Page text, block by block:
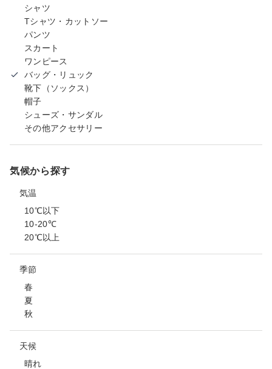
シャツ
Tシャツ・カットソー
パンツ
スカート
ワンピース
バッグ・リュック
靴下（ソックス）
帽子
シューズ・サンダル
その他アクセサリー
気候から探す
気温
10℃以下
10-20℃
20℃以上
季節
春
夏
秋
天候
晴れ